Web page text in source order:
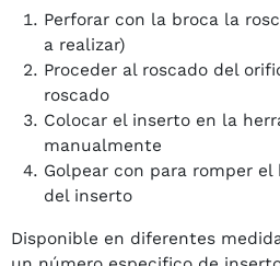
Perforar con la broca la
a realizar)
Proceder al roscado del
roscado
Colocar el inserto en la
manualmente
Golpear con para romper
del inserto
Disponible en diferentes